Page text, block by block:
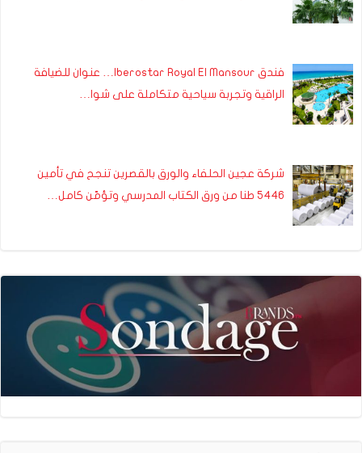
فندق Iberostar Royal El Mansour… عنوان للضيافة
الراقية وتجربة سياحية متكاملة على شوا…
شركة عجين الحلفاء والورق بالقصرين تنجح في تأمين
5446 طنا من ورق الكتاب المدرسي وتؤمّن كامل…